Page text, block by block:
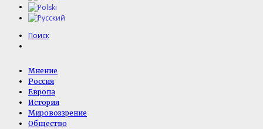
Поиск
Мнение
Россия
Европа
История
Мировоззрение
Общество